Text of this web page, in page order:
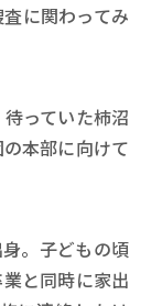
に関わってみ
っていた柿沼
本部に向けて
。子どもの頃
と同時に家出